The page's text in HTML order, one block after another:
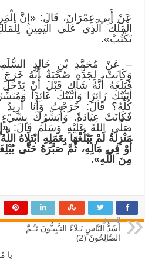
عَنْ أَبِي عِمْرَانَ، قَالَ: «إِنَّ
الْمَلَكُ الَّذِي عَلَى الْيَمِينِ
تَكْتُبْ».
– عَنْ مُحَمَّدِ بْنِ خَالِدٍ
وَكَانَتْ، لِجَدِّهِ صُحْبَةٌ أَنَّهُ خَرَجَ
فَبَلَغَهُ أَنَّهُ شَاكٍ قَبْلَ أَنْ
أَتَيْتُكَ زَائِرًا وَأَتَيْتُكَ عَائِدًا
كُلَّهُ؟ قَالَ: خَرَجْتُ وَأَنَا أُرِيدُ
فَكَانَتْ عِيَادَةً. وَأُبَشِّرُكَ
صَلَّى اللهُ عَلَيْهِ وَسَلَّمَ قَالَ:
مَنْزِلَةٌ لَمْ يَبْلُغْهَا بِعَمَلِهِ ابْتَلَاهُ اللَّهُ
أَوْ فِيمَالِهِ، ثُمَّ صَبَّرَهُ حَتَّى
مِنَ اللَّهِ».
السابق
أَشَدُّ النَّاسِ بَـلَاءً النـَّبِيـُّونَ ثـُـمَّ
الصَّالِحُونَ (2)
يا